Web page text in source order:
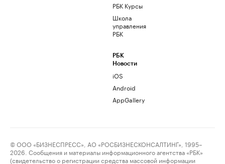
РБК Курсы
Школа
управления
РБК
РБК
Новости
iOS
Android
AppGallery
© ООО «БИЗНЕСПРЕСС», АО «РОСБИЗНЕСКОНСАЛТИНГ», 1995–
2026. Сообщения и материалы информационного агентства «РБК»
(свидетельство о регистрации средства массовой информации